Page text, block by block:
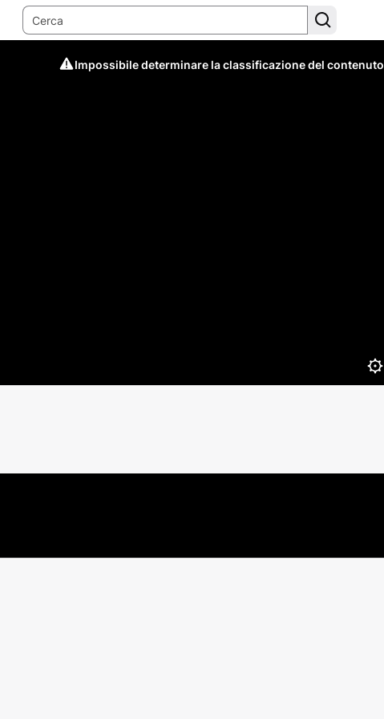
Impossibile determinare la classificazione del contenuto